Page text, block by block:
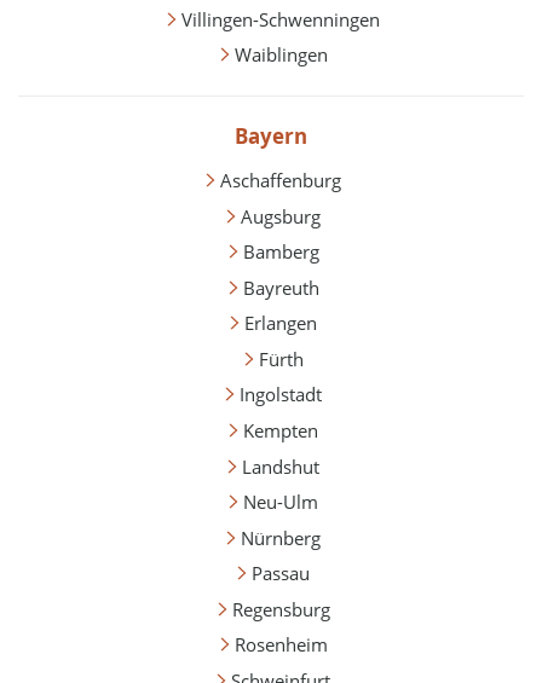
Villingen-Schwenningen
Waiblingen
Bayern
Aschaffenburg
Augsburg
Bamberg
Bayreuth
Erlangen
Fürth
Ingolstadt
Kempten
Landshut
Neu-Ulm
Nürnberg
Passau
Regensburg
Rosenheim